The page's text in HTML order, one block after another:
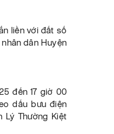
liền với đất số
dân Huyện
đến 17 giờ 00
dấu bưu điện
Lý Thường Kiệt